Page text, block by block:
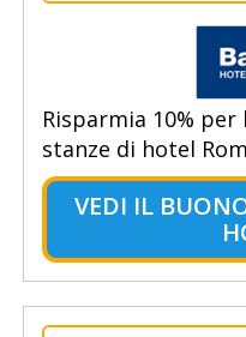
Risparmia 10%
stanze di hotel
VEDI IL